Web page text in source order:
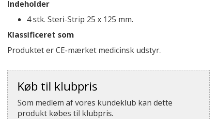
Indeholder
4 stk. Steri-Strip 25 x 125 mm.
Klassificeret som
Produktet er CE-mærket medicinsk udstyr.
Køb til klubpris
Som medlem af vores kundeklub kan dette
produkt købes til klubpris.